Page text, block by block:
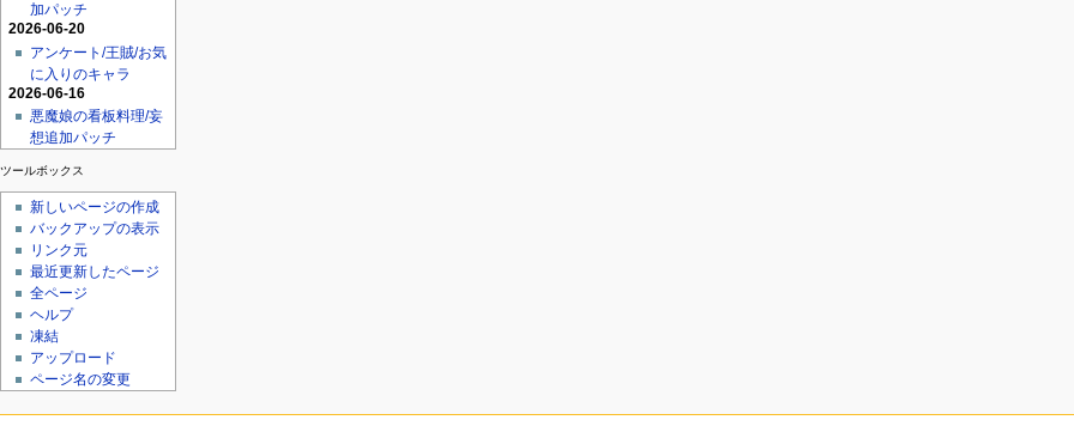
加パッチ
2026-06-20
アンケート/王賊/お気
に入りのキャラ
2026-06-16
悪魔娘の看板料理/妄
想追加パッチ
ツールボックス
新しいページの作成
バックアップの表示
リンク元
最近更新したページ
全ページ
ヘルプ
凍結
アップロード
ページ名の変更